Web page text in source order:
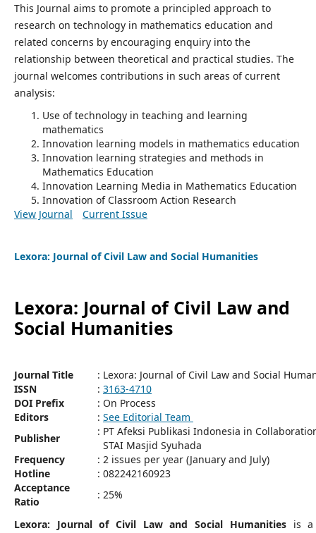
This Journal aims to promote a principled approach to
research on technology in mathematics education and
related concerns by encouraging enquiry into the
relationship between theoretical and practical studies. The
journal welcomes contributions in such areas of current
analysis:
Use of technology in teaching and learning
mathematics
Innovation learning models in mathematics education
Innovation learning strategies and methods in
Mathematics Education
Innovation Learning Media in Mathematics Education
Innovation of Classroom Action Research
View Journal
Current Issue
Lexora: Journal of Civil Law and Social Humanities
Lexora: Journal of Civil Law and
Social Humanities
Journal Title
: Lexora: Journal of Civil Law and Social
ISSN
: 3163-4710
DOI Prefix
: On Process
Editors
: See Editorial Team
Publisher
: PT Afeksi Publikasi Indonesia in
STAI Masjid Syuhada
Frequency
: 2 issues per year (January and July)
Hotline
: 082242160923
Acceptance
Ratio
: 25%
Lexora: Journal of Civil Law and Social Humanitiesis a